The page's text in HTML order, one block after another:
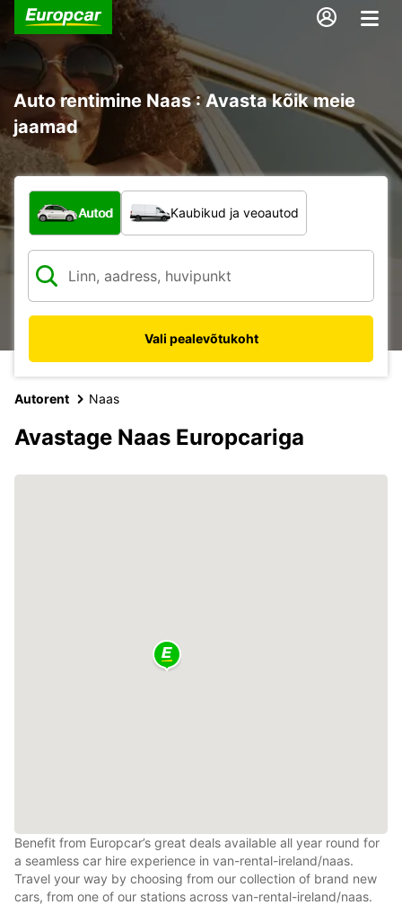
Auto rentimine Naas : Avasta kõik meie
jaamad
Mis tüüpi sõiduk?
Autod Kaubikud ja veoautod
Vali pealevõtukoht
Autorent Naas
Avastage Naas Europcariga
Benefit from Europcar’s great deals available all year round for
a seamless car hire experience in van-rental-ireland/naas.
Travel your way by choosing from our collection of brand new
cars, from one of our stations across van-rental-ireland/naas.